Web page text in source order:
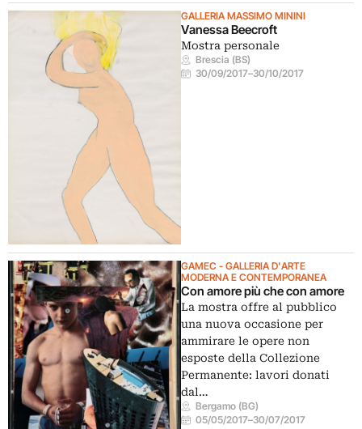
GALLERIA MASSIMO MININI
Vanessa Beecroft
Mostra personale
Brescia (BS)
30/09/2017–30/10/2017
GAMEC - GALLERIA D'ARTE
MODERNA E CONTEMPORANEA
Con amore più che con amore
La mostra offre al pubblico
una nuova occasione per
ammirare le opere non
esposte della Collezione
Permanente: lavori donati
dal…
Bergamo (BG)
05/05/2017–30/07/2017